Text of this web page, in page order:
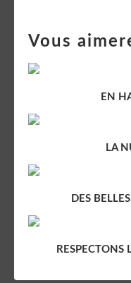
Vous
EN
LA
DES
RESPECTONS